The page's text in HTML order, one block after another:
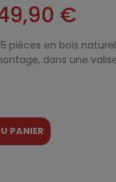
€
pièces en bois
dans une
PANIER